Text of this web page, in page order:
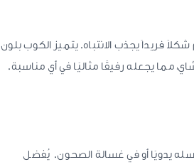
فريداً يجذب الانتباه. يتميز الكوب بلون
مما يجعله رفيقًا مثاليًا في أي مناسبة.
يدويًا أو في غسالة الصحون. يُفضل